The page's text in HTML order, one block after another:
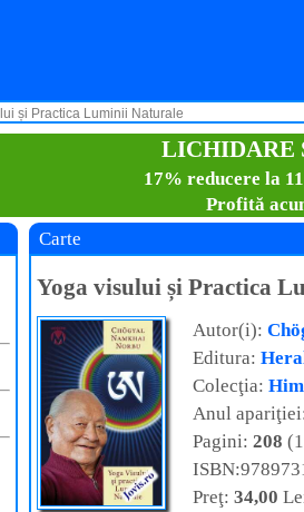
și Practica Luminii Naturale
LICHIDARE
17% reducere la
Profită
Carte
Yoga visului și Practica
Autor(i):
Editura:
Colecţia:
Anul
Pagini: 208
Preţ: 34,00